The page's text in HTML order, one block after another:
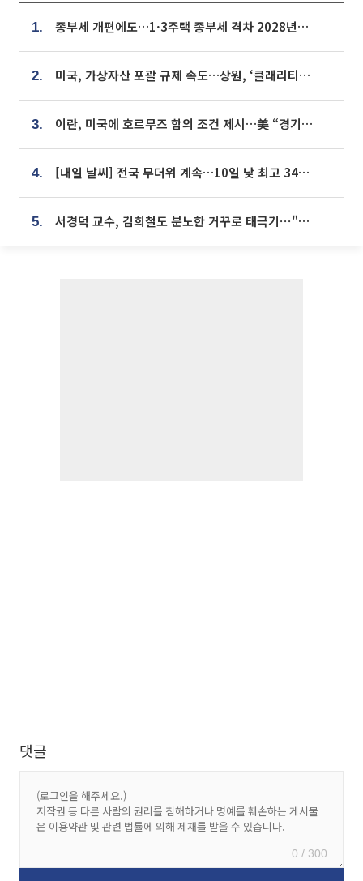
1. 종부세 개편에도…1·3주택 종부세 격차 2028년부터 확대
2. 미국, 가상자산 포괄 규제 속도…상원, ‘클래리티법’ 9월 절차투표 추진
3. 이란, 미국에 호르무즈 합의 조건 제시…美 “경기 아직 안 끝나” [종합]
4. [내일 날씨] 전국 무더위 계속…10일 낮 최고 34도 육박
5. 서경덕 교수, 김희철도 분노한 거꾸로 태극기⋯"엉터리는 아냐, 아쉬울 뿐"
댓글
0 / 300